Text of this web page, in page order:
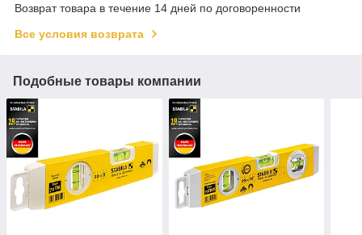
Возврат товара в течение 14 дней по договоренности
Все условия возврата
Подобные товары компании